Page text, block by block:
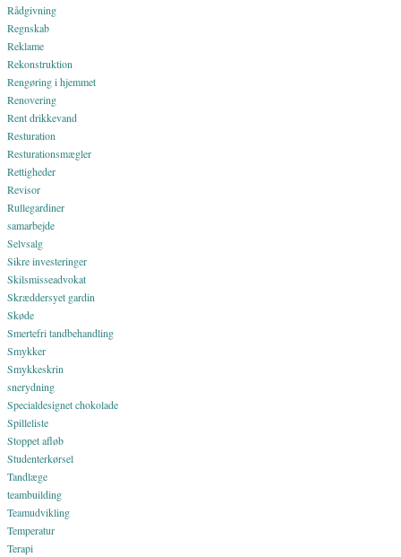
Rådgivning
Regnskab
Reklame
Rekonstruktion
Rengøring i hjemmet
Renovering
Rent drikkevand
Resturation
Resturationsmægler
Rettigheder
Revisor
Rullegardiner
samarbejde
Selvsalg
Sikre investeringer
Skilsmisseadvokat
Skræddersyet gardin
Skøde
Smertefri tandbehandling
Smykker
Smykkeskrin
snerydning
Specialdesignet chokolade
Spilleliste
Stoppet afløb
Studenterkørsel
Tandlæge
teambuilding
Teamudvikling
Temperatur
Terapi